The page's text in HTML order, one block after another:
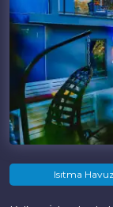
Isıtma